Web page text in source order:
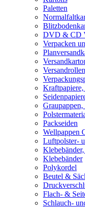
Paletten
DVD & CD
Verpacken
Graupappen,
Packseiden
Wellpappen
Luftpolster-
Klebebänder
Polykordel
Beutel &
Flach- &
Schlauch-